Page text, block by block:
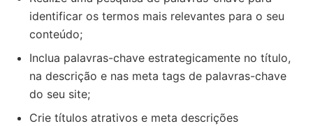
identificar os termos mais relevantes para o seu
conteúdo;
Inclua palavras-chave estrategicamente no título,
na descrição e nas meta tags de palavras-chave
do seu site;
Crie títulos atrativos e meta descrições